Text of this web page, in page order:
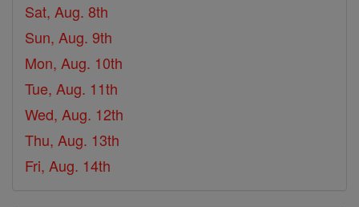
Sat, Aug. 8th
Sun, Aug. 9th
Mon, Aug. 10th
Tue, Aug. 11th
Wed, Aug. 12th
Thu, Aug. 13th
Fri, Aug. 14th